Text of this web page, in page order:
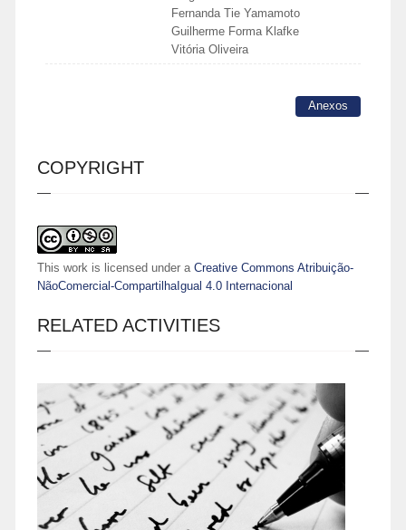
Fernanda Tie Yamamoto
Guilherme Forma Klafke
Vitória Oliveira
Anexos
COPYRIGHT
This work is licensed under aCreative Commons Atribuição-
NãoComercial-CompartilhaIgual 4.0 Internacional
RELATED ACTIVITIES